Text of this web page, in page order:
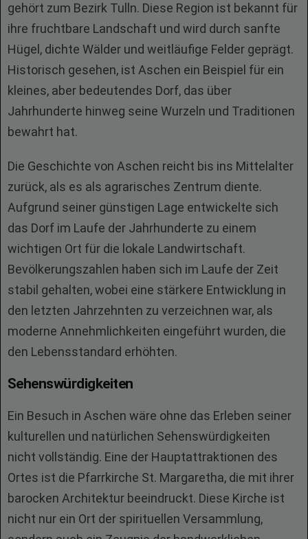
gehört zum Bezirk Tulln. Diese Region ist bekannt für
ihre fruchtbare Landschaft und wird durch sanfte
Hügel, dichte Wälder und weitläufige Felder geprägt.
Historisch gesehen, ist Aschen ein Beispiel für ein
kleines, aber bedeutendes Dorf, das über
Jahrhunderte hinweg seine Wurzeln und Traditionen
bewahrt hat.
Die Geschichte von Aschen reicht bis ins Mittelalter
zurück, als es als agrarisches Zentrum diente.
Aufgrund seiner günstigen Lage entwickelte sich
das Dorf im Laufe der Jahrhunderte zu einem
wichtigen Ort für die lokale Landwirtschaft.
Bevölkerungszahlen haben sich im Laufe der Zeit
stabil gehalten, wobei eine stärkere Entwicklung in
den letzten Jahrzehnten zu verzeichnen war, als
moderne Annehmlichkeiten eingeführt wurden, die
den Lebensstandard erhöhten.
Sehenswürdigkeiten
Ein Besuch in Aschen wäre ohne das Erleben seiner
kulturellen und natürlichen Sehenswürdigkeiten
nicht vollständig. Eine der Hauptattraktionen des
Ortes ist die Pfarrkirche St. Margaretha, die mit ihrer
barocken Architektur beeindruckt. Diese Kirche ist
nicht nur ein Ort der spirituellen Versammlung,